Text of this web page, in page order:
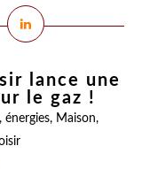
lance une
le gaz !
énergies, Maison,